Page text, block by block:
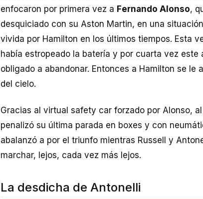
enfocaron por primera vez a Fernando Alonso,
desquiciado con su Aston Martin, en una
vivida por Hamilton en los últimos tiempos. Esta
había estropeado la batería y por cuarta vez este
obligado a abandonar. Entonces a Hamilton se le
del cielo.
Gracias al virtual safety car forzado por Alonso,
penalizó su última parada en boxes y con
abalanzó a por el triunfo mientras Russell y
marchar, lejos, cada vez más lejos.
La desdicha de Antonelli